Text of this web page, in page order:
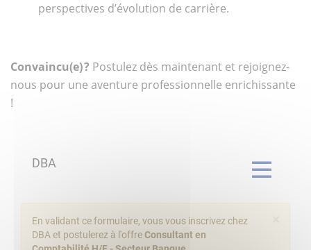
perspectives d’évolution de carrière.
Convaincu(e) ? Postulez dès maintenant et rejoignez-
nous pour une aventure professionnelle enrichissante
!